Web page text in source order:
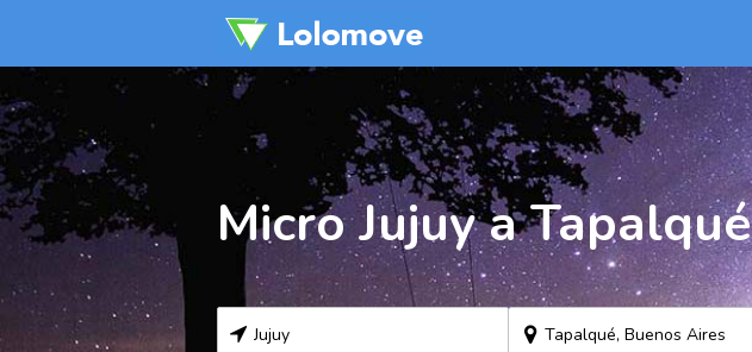
Micro Jujuy a Tapalqué